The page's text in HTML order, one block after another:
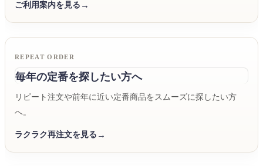
ご利用案内を見る
REPEAT ORDER
毎年の定番を探したい方へ
リピート注文や前年に近い定番商品をスムーズに探したい方
へ。
ラクラク再注文を見る